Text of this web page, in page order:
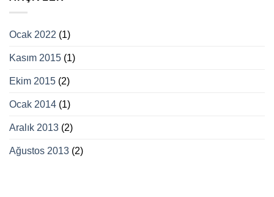
Ocak 2022 (1)
Kasım 2015 (1)
Ekim 2015 (2)
Ocak 2014 (1)
Aralık 2013 (2)
Ağustos 2013 (2)